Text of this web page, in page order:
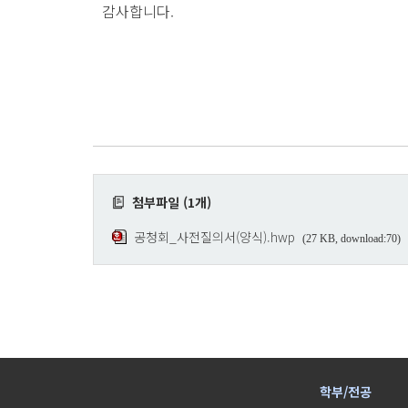
감사합니다.
첨부파일 (1개)
공청회_사전질의서(양식).hwp
(27 KB, download:70)
학부/전공